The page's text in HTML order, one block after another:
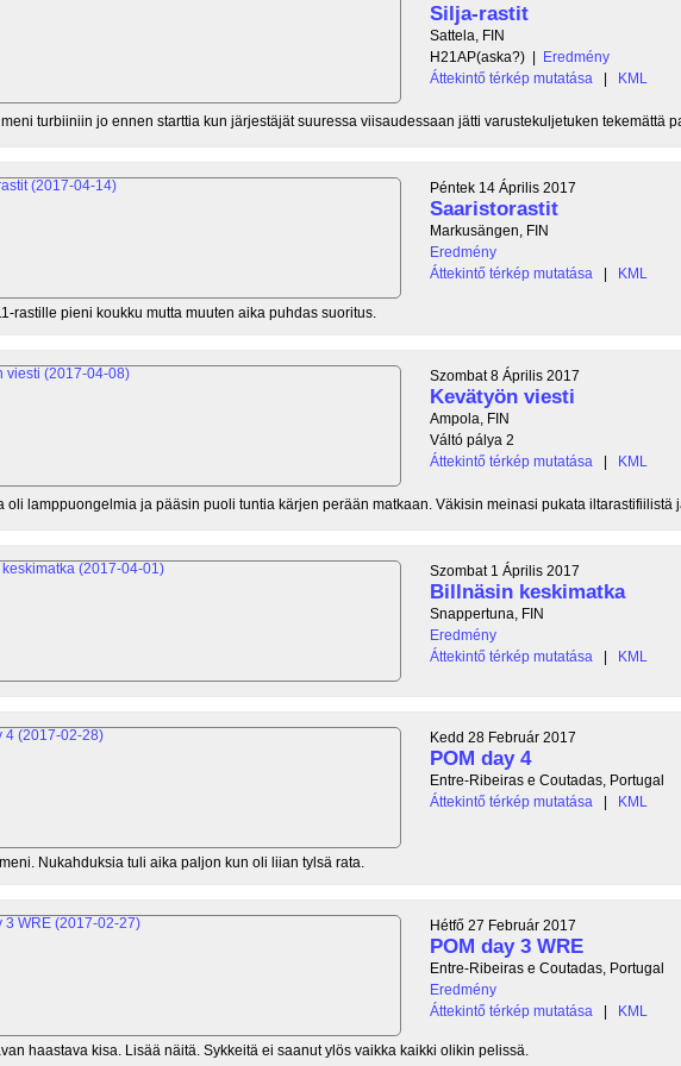
Silja-rastit
Sattela, FIN
H21AP(aska?) | Eredmény
Áttekintő térkép mutatása
| KML
turbiiniin jo ennen starttia kun järjestäjät suuressa viisaudessaan jätti varustekuljetuken tekemättä
Péntek 14 Április 2017
Saaristorastit
Markusängen, FIN
Eredmény
Áttekintő térkép mutatása
| KML
rastille pieni koukku mutta muuten aika puhdas suoritus.
Szombat 8 Április 2017
Kevätyön viesti
Ampola, FIN
Váltó pálya 2
Áttekintő térkép mutatása
| KML
oli lamppuongelmia ja pääsin puoli tuntia kärjen perään matkaan. Väkisin meinasi pukata iltarastifiilistä ja
Szombat 1 Április 2017
Billnäsin keskimatka
Snappertuna, FIN
Eredmény
Áttekintő térkép mutatása
| KML
Kedd 28 Február 2017
POM day 4
Entre-Ribeiras e Coutadas, Portugal
Áttekintő térkép mutatása
| KML
Nukahduksia tuli aika paljon kun oli liian tylsä rata.
Hétfő 27 Február 2017
POM day 3 WRE
Entre-Ribeiras e Coutadas, Portugal
Eredmény
Áttekintő térkép mutatása
| KML
haastava kisa. Lisää näitä. Sykkeitä ei saanut ylös vaikka kaikki olikin pelissä.